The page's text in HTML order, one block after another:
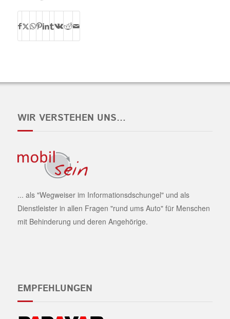
WIR VERSTEHEN UNS…
... als "Wegweiser im Informationsdschungel" und als
Dienstleister in allen Fragen "rund ums Auto" für Menschen
mit Behinderung und deren Angehörige.
EMPFEHLUNGEN